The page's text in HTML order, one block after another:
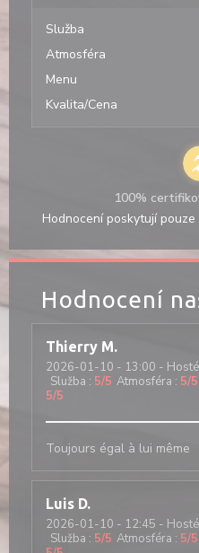
Hodnocení
Thierry M
2026-01-10 - 13:00 -
Služba : 5/5 Atmosféra : 5/5
5/5
Toujours égal à lui même
Luis D
2026-01-10 - 12:45 -
Služba : 5/5 Atmosféra : 5/5
Služba
Atmosféra
Menu
Kvalita/Cena
100%
Hodnocení poskytují